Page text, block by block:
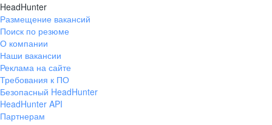
HeadHunter
Размещение вакансий
Поиск по резюме
О компании
Наши вакансии
Реклама на сайте
Требования к ПО
Безопасный HeadHunter
HeadHunter API
Партнерам